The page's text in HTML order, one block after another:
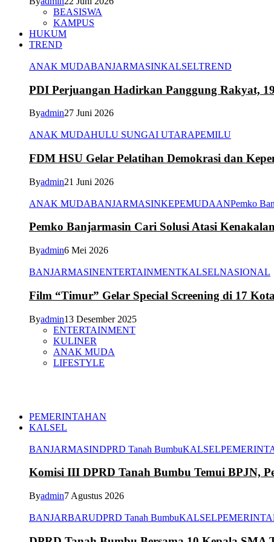
BEASISWA
KAMPUS
HUKUM
TREND
ANAK MUDABANJARMASINKALSELTREND
PDI Perjuangan Hadirkan Panggung Rakyat,
Byadmin27 Juni 2026
ANAK MUDAHULU SUNGAI UTARAPEMILU
FDM HSU Gelar Pelatihan Demokrasi dan
Byadmin21 Juni 2026
ANAK MUDABANJARMASINKEPEMUDAANPemko
Pemko Banjarmasin Cari Solusi Atasi
Byadmin6 Mei 2026
BANJARMASINENTERTAINMENTKALSELNASIONAL
Film “Timur” Gelar Special Screening di 17
Byadmin13 Desember 2025
ENTERTAINMENT
KULINER
ANAK MUDA
LIFESTYLE
PEMERINTAHAN
KALSEL
BANJARMASINDPRD Tanah BumbuKALSEL
Komisi III DPRD Tanah Bumbu Temui BPJN,
Byadmin7 Agustus 2026
BANJARBARUDPRD Tanah BumbuKALSEL